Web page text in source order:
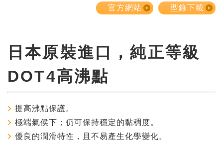
官方網站 型錄下載
日本原裝進口，純正等級
DOT4高沸點
提高沸點保護。
極端氣侯下；仍可保持穩定的黏稠度。
優良的潤滑特性，且不易產生化學變化。